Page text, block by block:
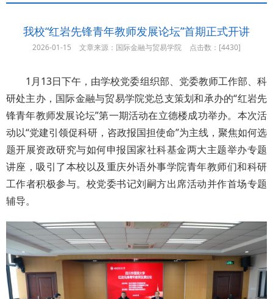
我校“红岩先锋青年教师发展论坛”首期正式开讲
2026-01-15 文章来源：国际金融与贸易学院 点击数：[4430]
1月13日下午，由学校党委组织部、党委教师工作部、科
研处主办，国际金融与贸易学院党总支策划和承办的“红岩先
锋青年教师发展论坛”第一期活动在立德楼成功举办。本次活
动以“党建引领促科研，咨政报国担使命”为主线，聚焦如何选
题开展资政研究与如何申报国家社科基金两大主题举办专题
讲座，吸引了本校以及重庆外语外事学院青年教师们和科研
工作者积极参与。校党委书记刘嗣方出席活动并作首场专题
辅导。